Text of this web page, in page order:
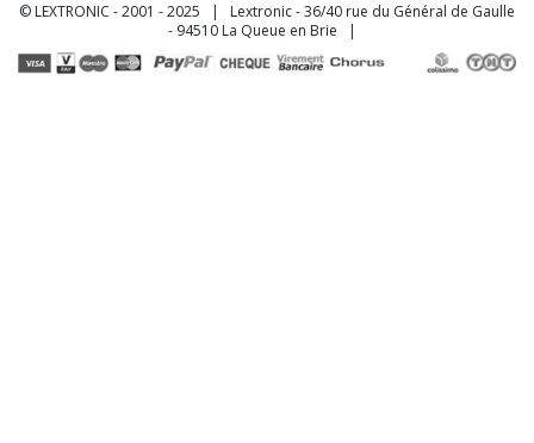
© LEXTRONIC - 2001 - 2025 | Lextronic - 36/40 rue du Général de Gaulle
- 94510 La Queue en Brie |